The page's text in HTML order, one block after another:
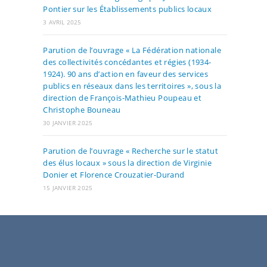
Pontier sur les Établissements publics locaux
3 AVRIL 2025
Parution de l’ouvrage « La Fédération nationale
des collectivités concédantes et régies (1934-
1924). 90 ans d’action en faveur des services
publics en réseaux dans les territoires », sous la
direction de François-Mathieu Poupeau et
Christophe Bouneau
30 JANVIER 2025
Parution de l’ouvrage « Recherche sur le statut
des élus locaux » sous la direction de Virginie
Donier et Florence Crouzatier-Durand
15 JANVIER 2025